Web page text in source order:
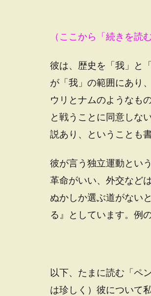
（ここから「続きを読
彼は、歴史を「我」と
が「我」の範囲にあり
ウリとナムのようなも
と戦うことに同意しな
説あり、ということも
彼が言う独立運動とい
革命がいい、外交など
ぬかしか選ぶ道がない
る』としています。例
以下、たまに読む「ペ
は珍しく）彼について